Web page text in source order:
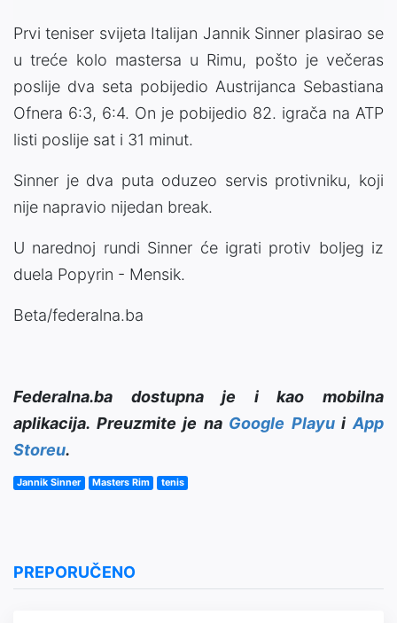
Prvi teniser svijeta Italijan Jannik Sinner plasirao se
u treće kolo mastersa u Rimu, pošto je večeras
poslije dva seta pobijedio Austrijanca Sebastiana
Ofnera 6:3, 6:4. On je pobijedio 82. igrača na ATP
listi poslije sat i 31 minut.
Sinner je dva puta oduzeo servis protivniku, koji
nije napravio nijedan break.
U narednoj rundi Sinner će igrati protiv boljeg iz
duela Popyrin - Mensik.
Beta/federalna.ba
Federalna.ba dostupna je i kao mobilna
aplikacija. Preuzmite je na Google PlayuiApp
Storeu.
Jannik Sinner Masters Rim tenis
PREPORUČENO